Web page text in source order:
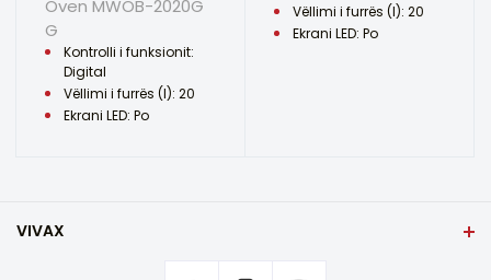
Oven MWOB-2020G
G
Kontrolli i funksionit:
Digital
Vëllimi i furrës (l): 20
Ekrani LED: Po
Vëllimi i furrës (l): 20
Ekrani LED: Po
VIVAX